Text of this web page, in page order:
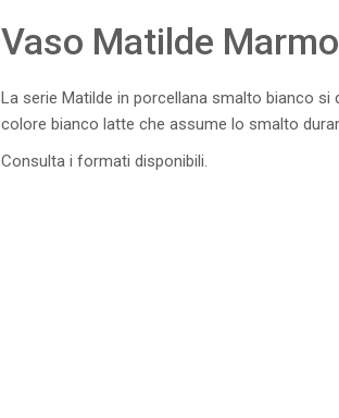
Vaso Matilde
La serie Matilde in porcellana smalto bianco si
colore bianco latte che assume lo smalto
Consulta i formati disponibili.